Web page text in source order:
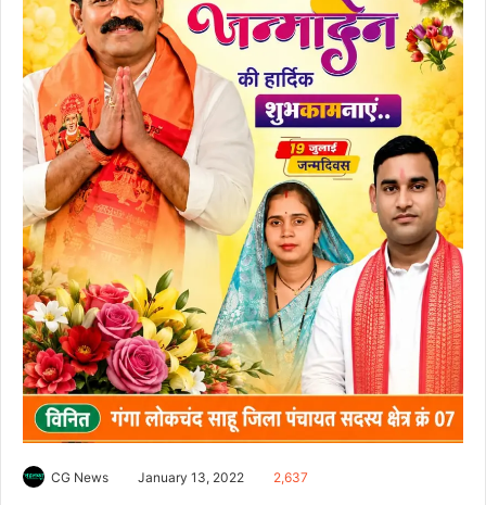
CG News January 13, 2022 2,637